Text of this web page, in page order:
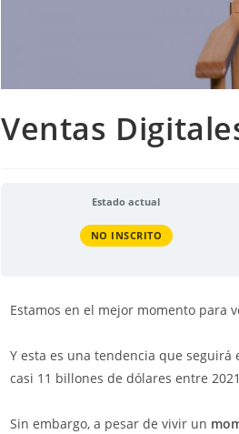
Ventas
Estado actual
NO INSCRITO
Estamos en el mejor momento para
Y esta es una tendencia que
casi 11 billones de dólares entre
Sin embargo, a pesar de vivir un